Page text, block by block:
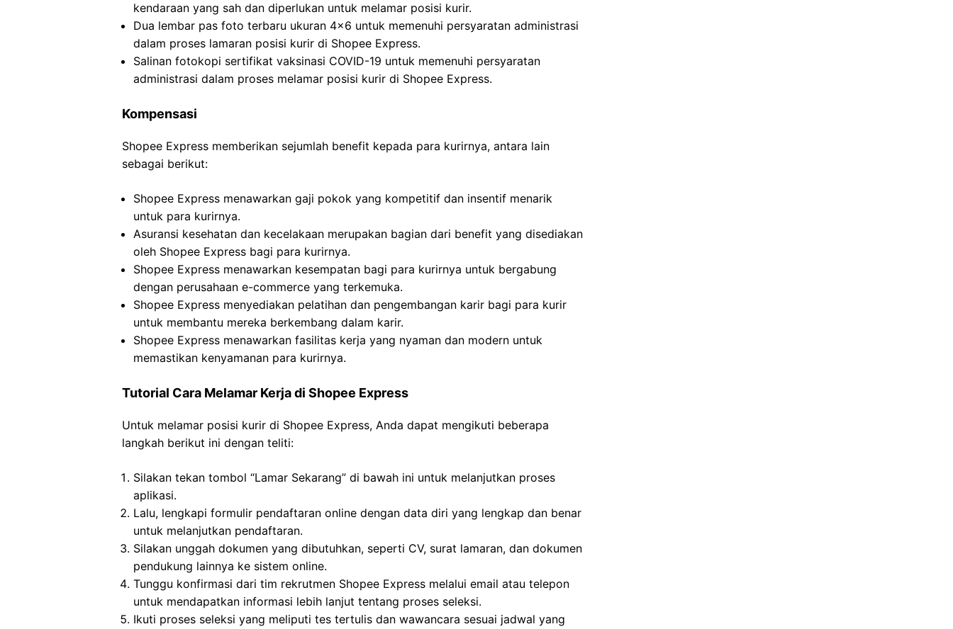
kendaraan yang sah dan diperlukan untuk melamar posisi kurir.
Dua lembar pas foto terbaru ukuran 4×6 untuk memenuhi persyaratan administrasi
dalam proses lamaran posisi kurir di Shopee Express.
Salinan fotokopi sertifikat vaksinasi COVID-19 untuk memenuhi persyaratan
administrasi dalam proses melamar posisi kurir di Shopee Express.
Kompensasi
Shopee Express memberikan sejumlah benefit kepada para kurirnya, antara lain
sebagai berikut:
Shopee Express menawarkan gaji pokok yang kompetitif dan insentif menarik
untuk para kurirnya.
Asuransi kesehatan dan kecelakaan merupakan bagian dari benefit yang disediakan
oleh Shopee Express bagi para kurirnya.
Shopee Express menawarkan kesempatan bagi para kurirnya untuk bergabung
dengan perusahaan e-commerce yang terkemuka.
Shopee Express menyediakan pelatihan dan pengembangan karir bagi para kurir
untuk membantu mereka berkembang dalam karir.
Shopee Express menawarkan fasilitas kerja yang nyaman dan modern untuk
memastikan kenyamanan para kurirnya.
Tutorial Cara Melamar Kerja di Shopee Express
Untuk melamar posisi kurir di Shopee Express, Anda dapat mengikuti beberapa
langkah berikut ini dengan teliti:
Silakan tekan tombol “Lamar Sekarang” di bawah ini untuk melanjutkan proses
aplikasi.
Lalu, lengkapi formulir pendaftaran online dengan data diri yang lengkap dan benar
untuk melanjutkan pendaftaran.
Silakan unggah dokumen yang dibutuhkan, seperti CV, surat lamaran, dan dokumen
pendukung lainnya ke sistem online.
Tunggu konfirmasi dari tim rekrutmen Shopee Express melalui email atau telepon
untuk mendapatkan informasi lebih lanjut tentang proses seleksi.
Ikuti proses seleksi yang meliputi tes tertulis dan wawancara sesuai jadwal yang